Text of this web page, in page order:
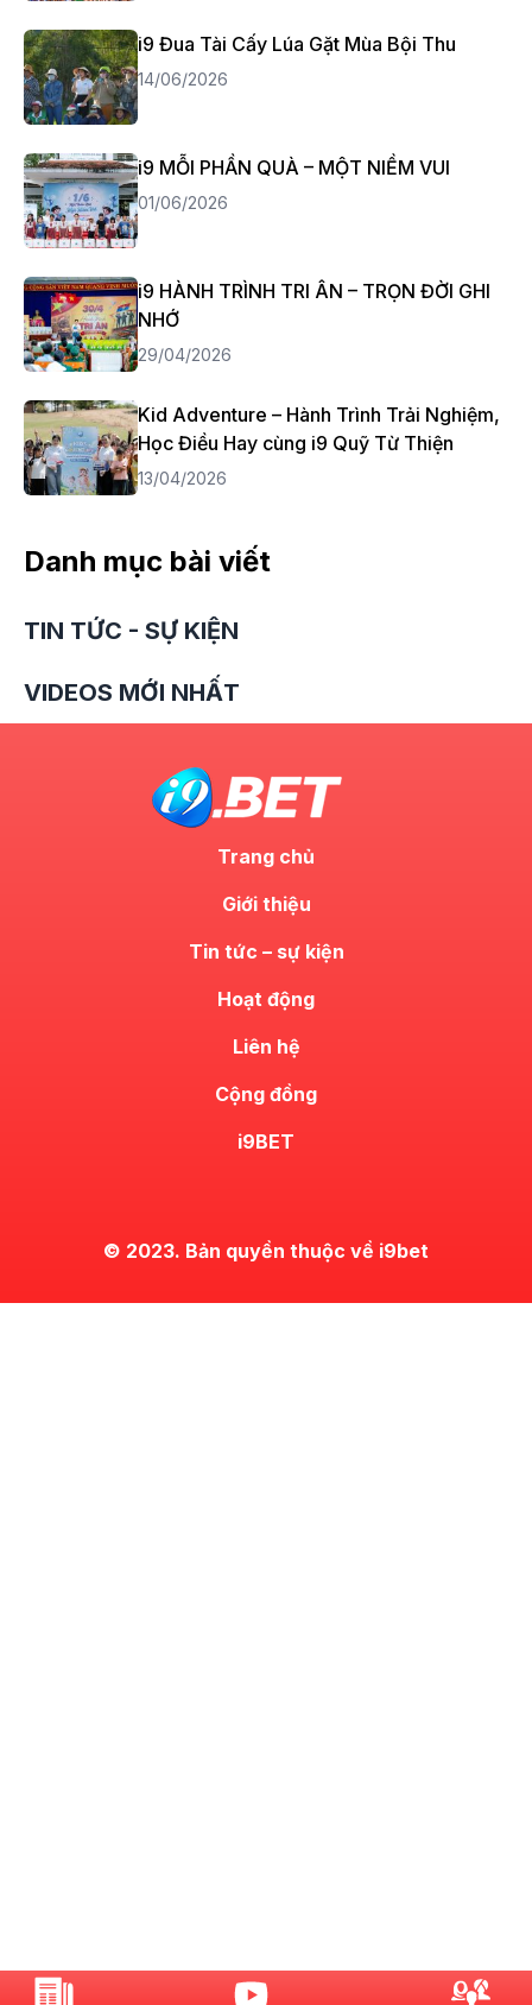
i9 Đua Tài Cấy Lúa Gặt Mùa Bội Thu
14/06/2026
i9 MỖI PHẦN QUÀ – MỘT NIỀM VUI
01/06/2026
i9 HÀNH TRÌNH TRI ÂN – TRỌN ĐỜI GHI
NHỚ
29/04/2026
Kid Adventure – Hành Trình Trải Nghiệm,
Học Điều Hay cùng i9 Quỹ Từ Thiện
13/04/2026
Danh mục bài viết
TIN TỨC - SỰ KIỆN
VIDEOS MỚI NHẤT
Trang chủ
Giới thiệu
Tin tức – sự kiện
Hoạt động
Liên hệ
Cộng đồng
i9BET
© 2023. Bản quyền thuộc về i9bet